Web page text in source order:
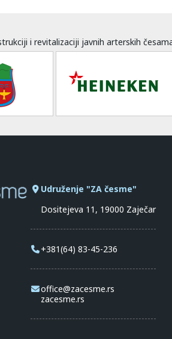
i revitalizaciji javnih arterskih
Udruženje "ZA česme"
Dositejeva 11, 19000 Zaječar
+381(64) 83-45-236
office@zacesme.rs
zacesme.rs